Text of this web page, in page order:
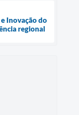
Inovação do
regional